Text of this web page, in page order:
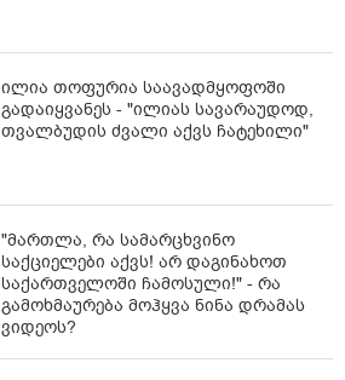
ილია თოფურია საავადმყოფოში
გადაიყვანეს - "ილიას სავარაუდოდ,
თვალბუდის ძვალი აქვს ჩატეხილი"
"მართლა, რა სამარცხვინო
საქციელები აქვს! არ დაგინახოთ
საქართველოში ჩამოსული!" - რა
გამოხმაურება მოჰყვა ნინა დრამას
ვიდეოს?